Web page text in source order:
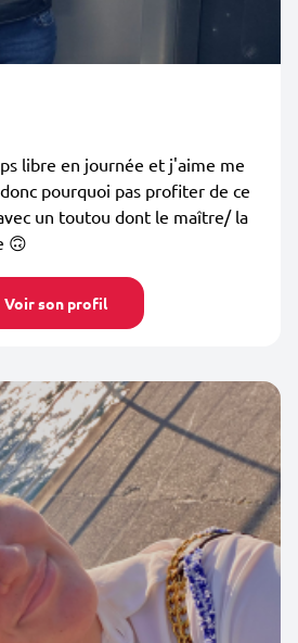
libre en journée et j'aime me
pourquoi pas profiter de ce
un toutou dont le maître/ la
🙃
Voir son profil